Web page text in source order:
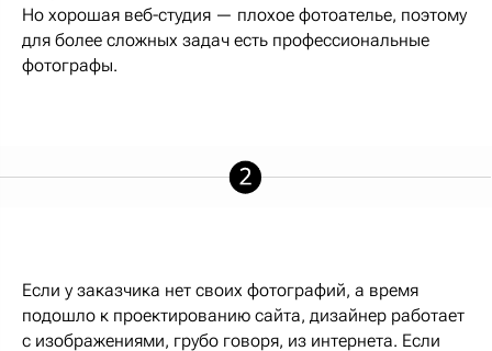
Но хорошая веб-студия — плохое фотоателье, поэтому
для более сложных задач есть профессиональные
фотографы.
Если у заказчика нет своих фотографий, а время
подошло к проектированию сайта, дизайнер работает
с изображениями, грубо говоря, из интернета. Если